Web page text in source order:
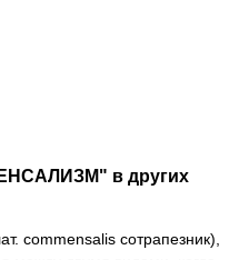
в других
commensalis сотрапезник),